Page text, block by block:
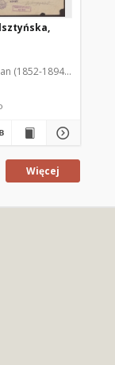
(1852-1894). Red.
Więcej